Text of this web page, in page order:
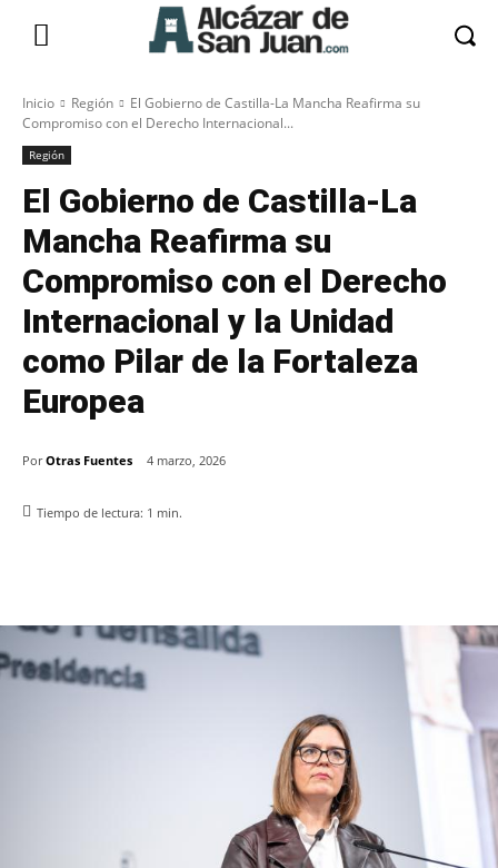
Inicio Región
El Gobierno de Castilla-La Mancha Reafirma su
Compromiso con el Derecho Internacional...
Región
El Gobierno de Castilla-La
Mancha Reafirma su
Compromiso con el Derecho
Internacional y la Unidad
como Pilar de la Fortaleza
Europea
Por Otras Fuentes 4 marzo, 2026
Tiempo de lectura: 1 min.